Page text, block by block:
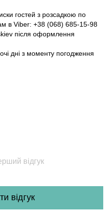
гостей з розсадкою по
в Viber: +38 (068) 685-15-98
після оформлення
дні з моменту погодження
відгук
відгук